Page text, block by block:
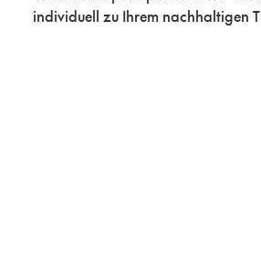
individuell zu Ihrem nachhaltigen